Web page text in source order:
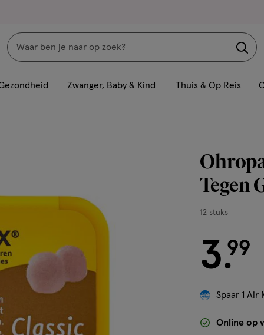
Zoeken
met
Zwanger, Baby & Kind Thuis & Op Reis
Tegen
12
12 stuks
€ 3.99
3.99
Spaar 1 Air
Online op